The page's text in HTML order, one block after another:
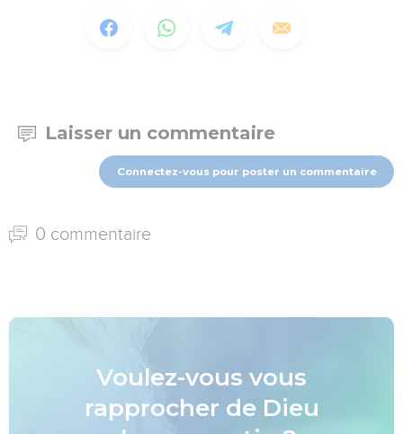
Laisser un commentaire
Connectez-vous pour poster un commentaire
0 commentaire
Voulez-vous vous
rapprocher de Dieu